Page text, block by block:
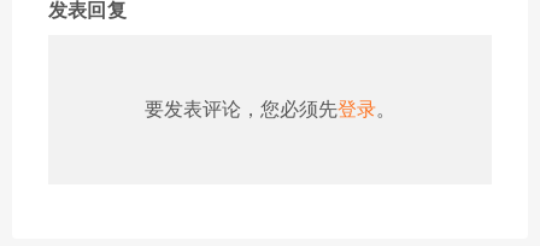
发表回复
要发表评论，您必须先登录。